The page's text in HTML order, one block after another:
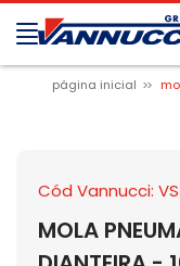
página inicial
Cód Vannucci:
MOLA